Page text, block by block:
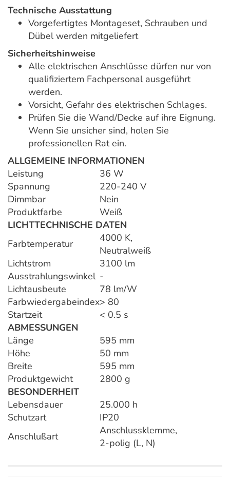
Technische Ausstattung
Vorgefertigtes Montageset, Schrauben und
Dübel werden mitgeliefert
Sicherheitshinweise
Alle elektrischen Anschlüsse dürfen nur von
qualifiziertem Fachpersonal ausgeführt
werden.
Vorsicht, Gefahr des elektrischen Schlages.
Prüfen Sie die Wand/Decke auf ihre Eignung.
Wenn Sie unsicher sind, holen Sie
professionellen Rat ein.
ALLGEMEINE INFORMATIONEN
Leistung
36 W
Spannung
220-240 V
Dimmbar
Nein
Produktfarbe
Weiß
LICHTTECHNISCHE DATEN
Farbtemperatur
4000 K,
Neutralweiß
Lichtstrom
3100 lm
Ausstrahlungswinkel -
Lichtausbeute
78 lm/W
Farbwiedergabeindex> 80
Startzeit
< 0.5 s
ABMESSUNGEN
Länge
595 mm
Höhe
50 mm
Breite
595 mm
Produktgewicht
2800 g
BESONDERHEIT
Lebensdauer
25.000 h
Schutzart
IP20
Anschlußart
Anschlussklemme,
2-polig (L, N)